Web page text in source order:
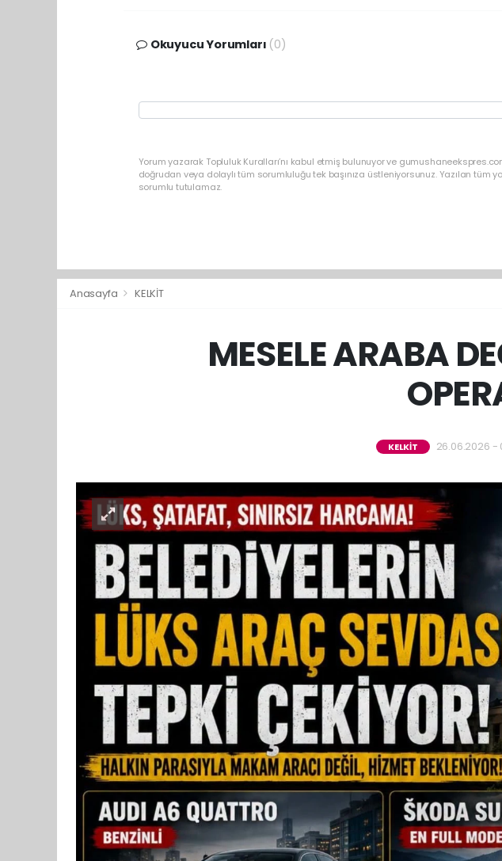
Okuyucu Yorumları (0)
Yorum yazarak Topluluk Kuralları’nı kabul etmiş bulunuyor ve
doğrudan veya dolaylı tüm sorumluluğu tek başınıza üstleniyorsunuz. Yazılan tüm
sorumlu tutulamaz.
Anasayfa KELKİT
MESELE ARABA
KELKİT 26.06.2026 -